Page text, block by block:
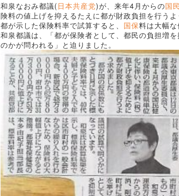
和泉なおみ都議( 日本共産党)が、来年4月からの国
険料の値上げを抑えるたえに都が財政負担を行う
都が示した保険料率で試算すると、 国保料は大幅な
和泉都議は、「都が保険者として、都民の負担増
のかが問われる」と迫りました。